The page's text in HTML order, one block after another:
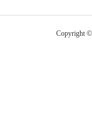
Copyright ©